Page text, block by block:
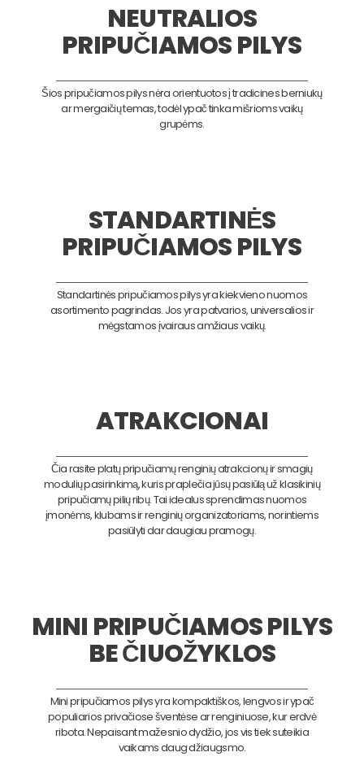
NEUTRALIOS
PRIPUČIAMOS PILYS
Šios pripučiamos pilys nėra orientuotos į tradicines berniukų
ar mergaičių temas, todėl ypač tinka mišrioms vaikų
grupėms.
STANDARTINĖS
PRIPUČIAMOS PILYS
Standartinės pripučiamos pilys yra kiekvieno nuomos
asortimento pagrindas. Jos yra patvarios, universalios ir
mėgstamos įvairaus amžiaus vaikų.
ATRAKCIONAI
Čia rasite platų pripučiamų renginių atrakcionų ir smagių
modulių pasirinkimą, kuris praplečia jūsų pasiūlą už klasikinių
pripučiamų pilių ribų. Tai idealus sprendimas nuomos
įmonėms, klubams ir renginių organizatoriams, norintiems
pasiūlyti dar daugiau pramogų.
MINI PRIPUČIAMOS PILYS
BE ČIUOŽYKLOS
Mini pripučiamos pilys yra kompaktiškos, lengvos ir ypač
populiarios privačiose šventėse ar renginiuose, kur erdvė
ribota. Nepaisant mažesnio dydžio, jos vis tiek suteikia
vaikams daug džiaugsmo.